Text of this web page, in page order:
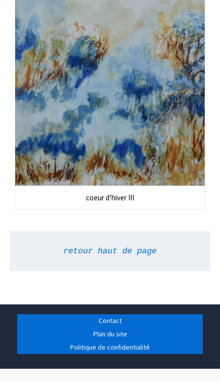
coeur d’hiver III
retour haut de page
Contact
Plan du site
Politique de confidentialité